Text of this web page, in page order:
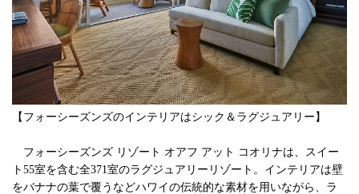
【フォーシーズンズのインテリアはシック＆ラグジュアリー】
フォーシーズンズ リゾート オアフ アット コオリナは、スイー
ト55室を含む全371室のラグジュアリーリゾート。インテリアは壁
をバナナの葉で覆うなどハワイの伝統的な素材を用いながら、ラ